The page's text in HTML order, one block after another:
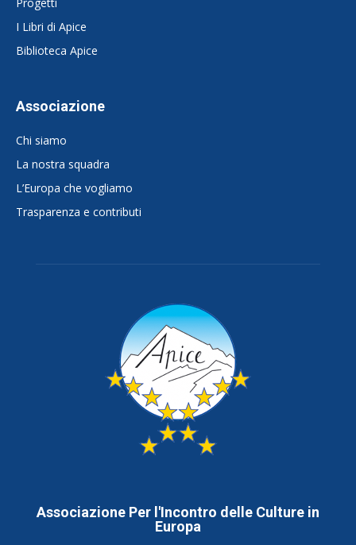
I Libri di Apice
Biblioteca Apice
Associazione
Chi siamo
La nostra squadra
L’Europa che vogliamo
Trasparenza e contributi
Associazione Per l'Incontro delle Culture in
Europa